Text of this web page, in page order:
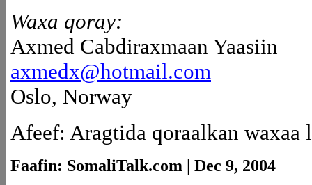
Waxa qoray:
Axmed Cabdiraxmaan Yaasiin
axmedx@hotmail.com
Oslo, Norway
Afeef: Aragtida qoraalkan waxaa
Faafin: SomaliTalk.com | Dec 9, 2004